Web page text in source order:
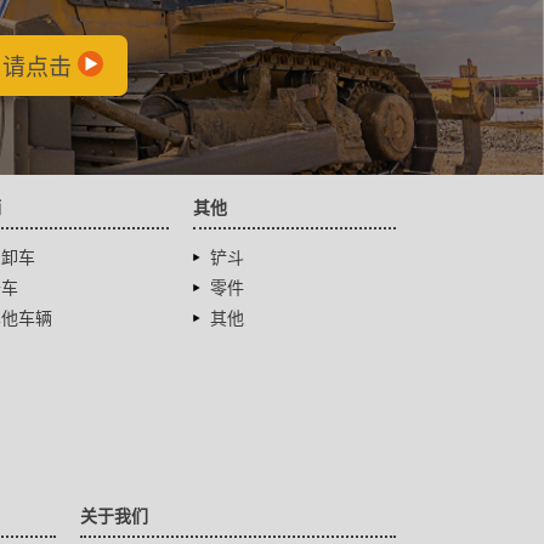
点击
车
车辆
其他
铲斗
零件
其他
关于我们